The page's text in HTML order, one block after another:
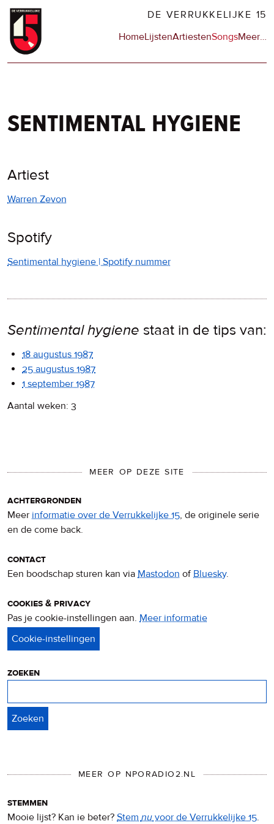
Overslaan
naar
DE VERRUKKELIJKE 15
Hoofdnavigatie
HomeLijstenArtiestenSongsMeerop
…
sentimental hygiene
Artiest
Warren Zevon
Spotify
Sentimental hygiene | Spotify nummer
Sentimental hygiene staat in de tips van:
18 augustus 1987
25 augustus 1987
1 september 1987
Aantal weken: 3
MEER OP DEZE SITE
achtergronden
Meer informatie over de Verrukkelijke 15, de originele serie
en de come back.
contact
Een boodschap sturen kan via Mastodon ofBluesky.
cookies & privacy
Pas je cookie-instellingen aan. Meer informatie
zoeken
MEER OP NPORADIO2.NL
stemmen
Mooie lijst? Kan ie beter? Stemnuvoor de Verrukkelijke 15.